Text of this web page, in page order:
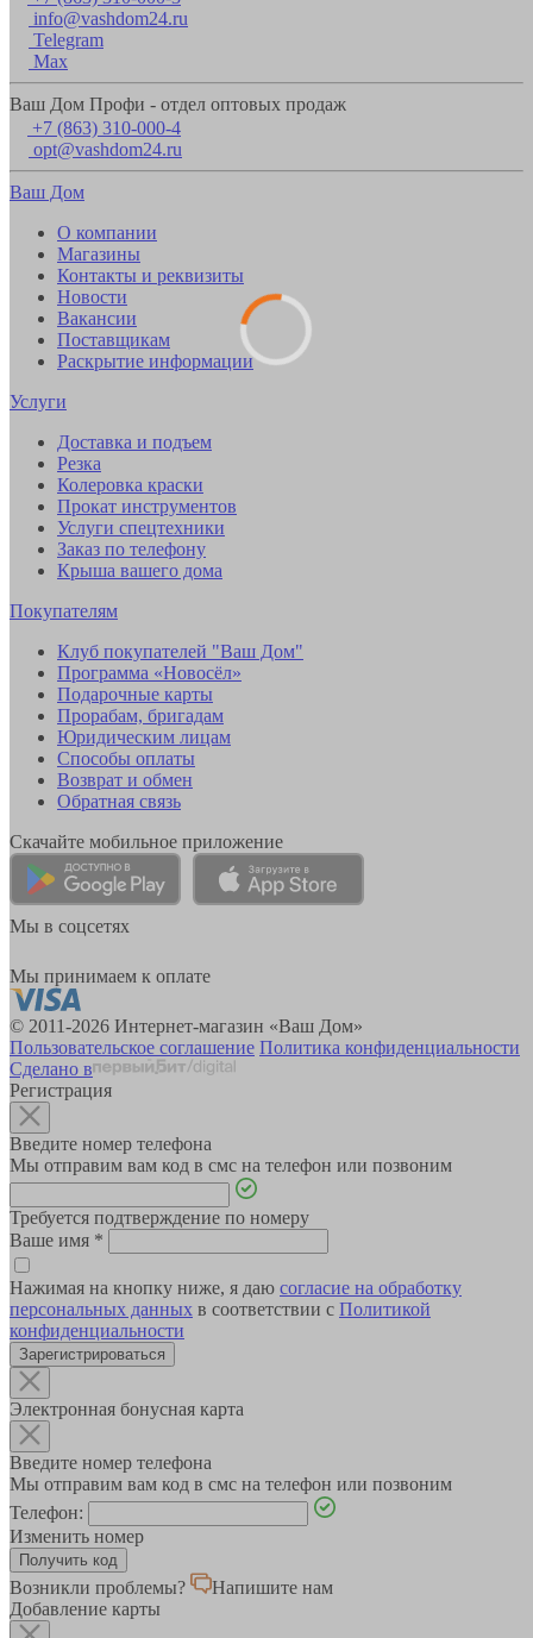
info@vashdom24.ru
Telegram
Max
Ваш Дом Профи - отдел оптовых продаж
+7 (863) 310-000-4
opt@vashdom24.ru
Ваш Дом
О компании
Магазины
Контакты и реквизиты
Новости
Вакансии
Поставщикам
Раскрытие информации
Услуги
Доставка и подъем
Резка
Колеровка краски
Прокат инструментов
Услуги спецтехники
Заказ по телефону
Крыша вашего дома
Покупателям
Клуб покупателей "Ваш Дом"
Программа «Новосёл»
Подарочные карты
Прорабам, бригадам
Юридическим лицам
Способы оплаты
Возврат и обмен
Обратная связь
Скачайте мобильное приложение
Мы в соцсетях
Мы принимаем к оплате
© 2011-2026 Интернет-магазин «Ваш Дом»
Пользовательское соглашение Политика конфиденциальности
Сделано в
Регистрация
Введите номер телефона
Мы отправим вам код в смс на телефон или позвоним
Требуется подтверждение по номеру
Ваше имя *
Нажимая на кнопку ниже, я даю согласие на обработку
персональных данных в соответствии с Политикой
конфиденциальности
Зарегистрироваться
Электронная бонусная карта
Введите номер телефона
Мы отправим вам код в смс на телефон или позвоним
Телефон:
Изменить номер
Возникли проблемы?
Напишите нам
Добавление карты